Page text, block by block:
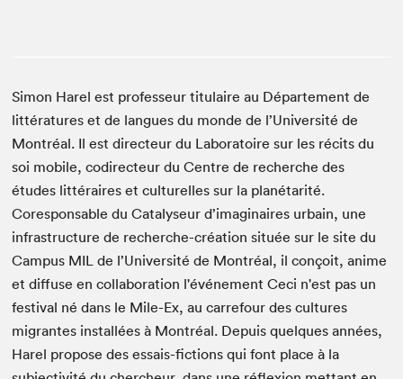
Simon Harel est professeur titulaire au Département de
littératures et de langues du monde de l’Université de
Montréal. Il est directeur du Laboratoire sur les récits du
soi mobile, codirecteur du Centre de recherche des
études littéraires et culturelles sur la planétarité.
Coresponsable du Catalyseur d’imaginaires urbain, une
infrastructure de recherche-création située sur le site du
Campus MIL de l’Université de Montréal, il conçoit, anime
et diffuse en collaboration l'événement Ceci n'est pas un
festival né dans le Mile-Ex, au carrefour des cultures
migrantes installées à Montréal. Depuis quelques années,
Harel propose des essais-fictions qui font place à la